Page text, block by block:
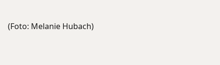
(Foto: Melanie Hubach)